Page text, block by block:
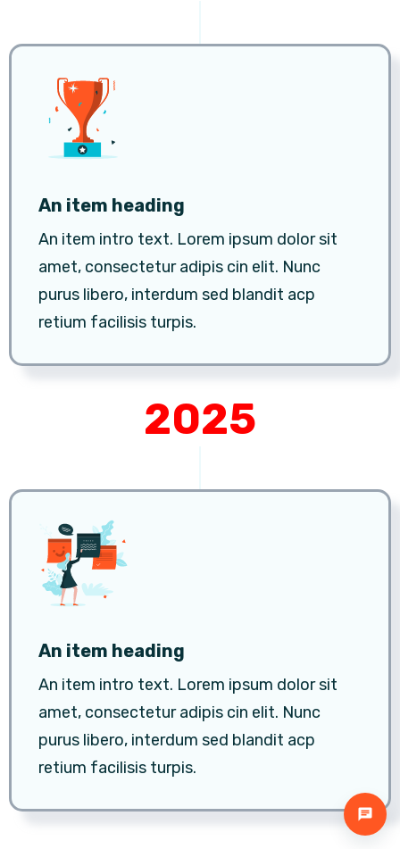
An item heading
An item intro text. Lorem ipsum dolor sit
amet, consectetur adipis cin elit. Nunc
purus libero, interdum sed blandit acp
retium facilisis turpis.
2025
An item heading
An item intro text. Lorem ipsum dolor sit
amet, consectetur adipis cin elit. Nunc
purus libero, interdum sed blandit acp
retium facilisis turpis.